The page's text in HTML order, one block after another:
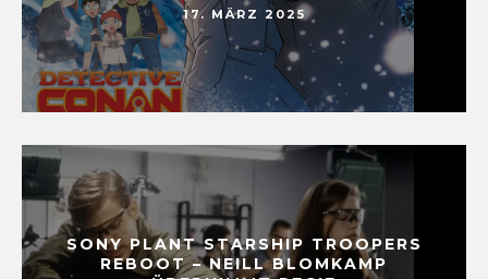
17. MÄRZ 2025
SONY PLANT STARSHIP TROOPERS
REBOOT – NEILL BLOMKAMP